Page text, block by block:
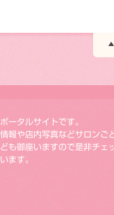
ータルサイトです。
報や店内写真などサロンご
も御座いますので是非チェ
ます。